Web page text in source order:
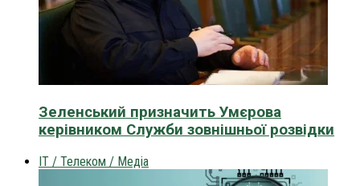
Зеленський призначить Умєрова
керівником Служби зовнішньої розвідки
IT / Телеком / Медіа